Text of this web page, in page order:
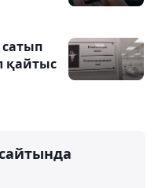
қайтыс